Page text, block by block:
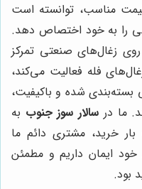
مناسب، توانسته است
را به خود اختصاص دهد.
زغال‌های صنعتی تمرکز
فله فعالیت می‌کند،
بسته‌بندی شده و باکیفیت،
ما در سالار سوز جنوب به
خرید، مشتری دائم ما
ایمان داریم و مطمئن
بود.